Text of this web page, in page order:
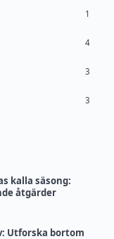
1
4
3
3
kalla säsong:
åtgärder
Utforska bortom